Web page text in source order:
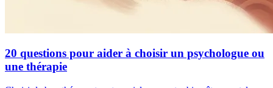
20 questions pour aider à choisir un psychologue ou
une thérapie